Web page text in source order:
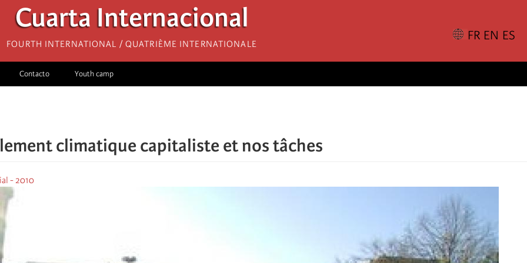
Cuarta Internacional
Fourth International / Quatrième internationale
Contacto Youth camp
climatique capitaliste et nos tâches
- 2010